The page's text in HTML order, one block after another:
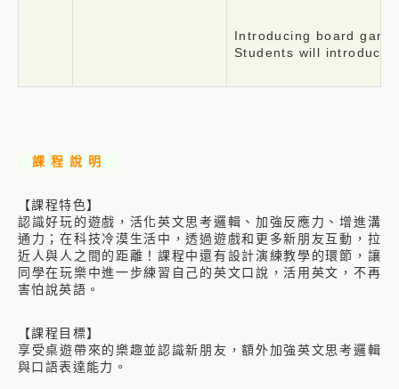
Introducing board
Students will introduce
課 程 說 明
【課程特色】
認識好玩的遊戲，活化英文思考邏輯、加強反應力、增進溝
通力；在科技冷漠生活中，透過遊戲和更多新朋友互動，拉
近人與人之間的距離！課程中還有設計演練教學的環節，讓
同學在玩樂中進一步練習自己的英文口說，活用英文，不再
害怕說英語。
【課程目標】
享受桌遊帶來的樂趣並認識新朋友，額外加強英文思考邏輯
與口語表達能力。